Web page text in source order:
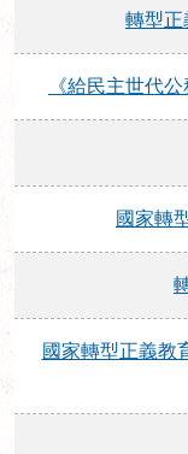
轉型正
《給民主世代
國家轉
國家轉型正義教